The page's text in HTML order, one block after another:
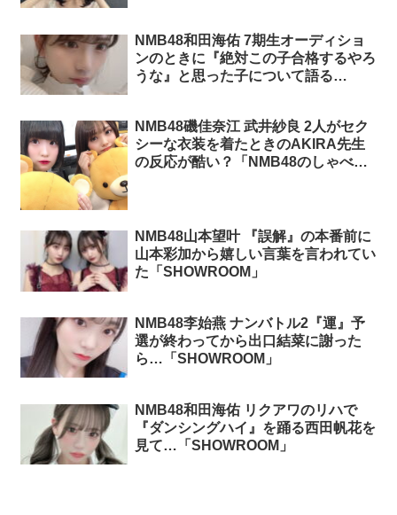
NMB48和田海佑 7期生オーディショ
ンのときに『絶対この子合格するやろ
うな』と思った子について語る
NMB48磯佳奈江 武井紗良 2人がセク
シーな衣装を着たときのAKIRA先生
の反応が酷い？「NMB48のしゃべく
NMB48山本望叶 『誤解』の本番前に
山本彩加から嬉しい言葉を言われてい
た「SHOWROOM」
NMB48李始燕 ナンバトル2『運』予
選が終わってから出口結菜に謝った
ら…「SHOWROOM」
NMB48和田海佑 リクアワのリハで
『ダンシングハイ』を踊る西田帆花を
見て…「SHOWROOM」